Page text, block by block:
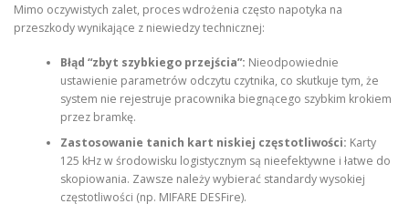
Mimo oczywistych zalet, proces wdrożenia często napotyka na
przeszkody wynikające z niewiedzy technicznej:
Błąd “zbyt szybkiego przejścia”: Nieodpowiednie
ustawienie parametrów odczytu czytnika, co skutkuje tym, że
system nie rejestruje pracownika biegnącego szybkim krokiem
przez bramkę.
Zastosowanie tanich kart niskiej częstotliwości: Karty
125 kHz w środowisku logistycznym są nieefektywne i łatwe do
skopiowania. Zawsze należy wybierać standardy wysokiej
częstotliwości (np. MIFARE DESFire).